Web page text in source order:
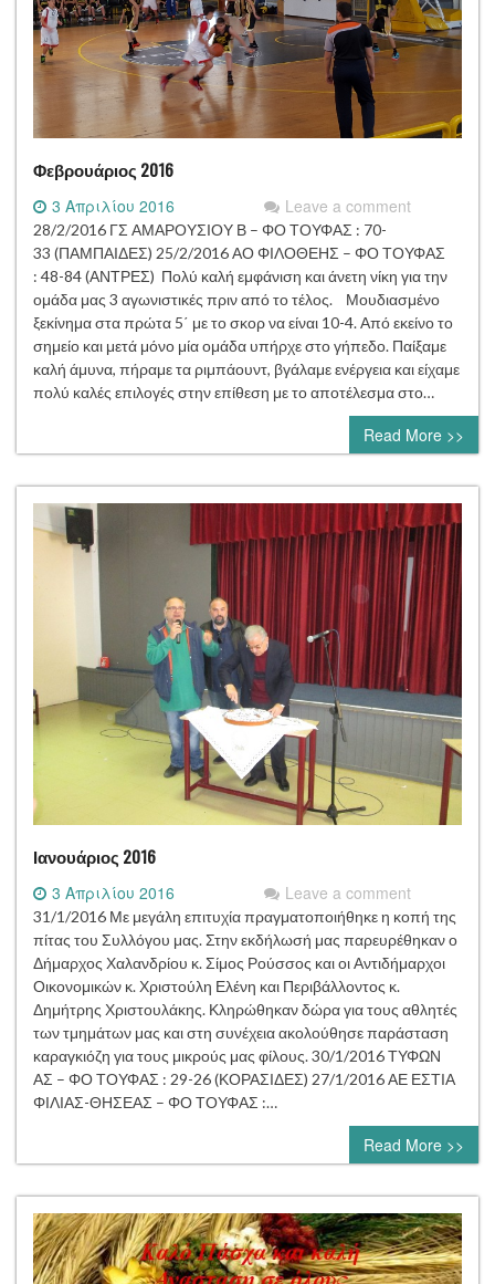
Φεβρουάριος 2016
3 Απριλίου 2016 Leave a comment
28/2/2016 ΓΣ ΑΜΑΡΟΥΣΙΟΥ Β – ΦΟ ΤΟΥΦΑΣ : 70-
33 (ΠΑΜΠΑΙΔΕΣ) 25/2/2016 ΑΟ ΦΙΛΟΘΕΗΣ – ΦΟ ΤΟΥΦΑΣ
: 48-84 (ΑΝΤΡΕΣ) Πολύ καλή εμφάνιση και άνετη νίκη για την
ομάδα μας 3 αγωνιστικές πριν από το τέλος. Μουδιασμένο
ξεκίνημα στα πρώτα 5΄ με το σκορ να είναι 10-4. Από εκείνο το
σημείο και μετά μόνο μία ομάδα υπήρχε στο γήπεδο. Παίξαμε
καλή άμυνα, πήραμε τα ριμπάουντ, βγάλαμε ενέργεια και είχαμε
πολύ καλές επιλογές στην επίθεση με το αποτέλεσμα στο…
Read More >>
Ιανουάριος 2016
3 Απριλίου 2016 Leave a comment
31/1/2016 Με μεγάλη επιτυχία πραγματοποιήθηκε η κοπή της
πίτας του Συλλόγου μας. Στην εκδήλωσή μας παρευρέθηκαν ο
Δήμαρχος Χαλανδρίου κ. Σίμος Ρούσσος και οι Αντιδήμαρχοι
Οικονομικών κ. Χριστούλη Ελένη και Περιβάλλοντος κ.
Δημήτρης Χριστουλάκης. Κληρώθηκαν δώρα για τους αθλητές
των τμημάτων μας και στη συνέχεια ακολούθησε παράσταση
καραγκιόζη για τους μικρούς μας φίλους. 30/1/2016 ΤΥΦΩΝ
ΑΣ – ΦΟ ΤΟΥΦΑΣ : 29-26 (ΚΟΡΑΣΙΔΕΣ) 27/1/2016 ΑΕ ΕΣΤΙΑ
ΦΙΛΙΑΣ-ΘΗΣΕΑΣ – ΦΟ ΤΟΥΦΑΣ :…
Read More >>